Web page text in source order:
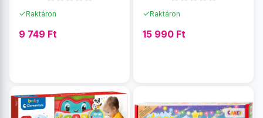
✓Raktáron
9 749 Ft
✓Raktáron
15 990 Ft